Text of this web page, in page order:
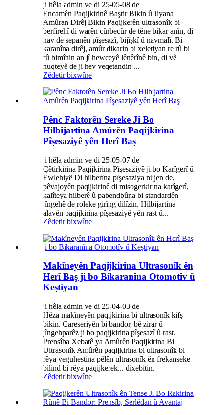
ji hêla admin ve di 25-05-08 de
Encamên Paqijkirinê Baştir Bikin û Jiyana
Amûran Dirêj Bikin Paqijkerên ultrasonîk bi
berfirehî di warên cûrbecûr de têne bikar anîn, di
nav de sepanên pîşesazî, bijîşkî û navmalî. Bi
karanîna dirêj, amûr dikarin bi xeletiyan re rû bi
rû bimînin an jî hewceyê lênêrînê bin, di vê
nuqteyê de ji hev veqetandin ...
Zêdetir bixwîne
Pênc Faktorên Sereke Ji Bo
Hilbijartina Amûrên Paqijkirina
Pîşesaziyê yên Herî Baş
ji hêla admin ve di 25-05-07 de
Çêtirkirina Paqijkirina Pîşesaziyê ji bo Karîgerî û
Ewlehiyê Di hilberîna pîşesaziya nûjen de,
pêvajoyên paqijkirinê di misogerkirina karîgerî,
kalîteya hilberê û pabendbûna bi standardên
jîngehê de roleke girîng dilîzin. Hilbijartina
alavên paqijkirina pîşesaziyê yên rast û...
Zêdetir bixwîne
Makîneyên Paqijkirina Ultrasonîk ên
Herî Baş ji bo Bikaranîna Otomotîv û
Keştiyan
ji hêla admin ve di 25-04-03 de
Hêza makîneyên paqijkirina bi ultrasonîk kifş
bikin. Çareseriyên bi bandor, bê zirar û
jîngehparêz ji bo paqijkirina pîşesazî û rast.
Prensîba Xebatê ya Amûrên Paqijkirina Bi
Ultrasonîk Amûrên paqijkirina bi ultrasonîk bi
rêya veguhestina pêlên ultrasonîk ên frekanseke
bilind bi rêya paqijkerek... dixebitin.
Zêdetir bixwîne